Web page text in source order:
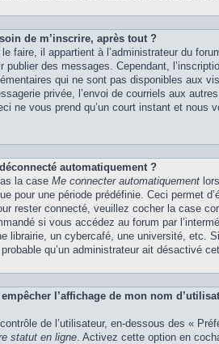
de m’inscrire, après tout ?
faire, il appartient à l’administrateur du
publier des messages. Cependant,
qui ne sont pas disponibles aux
privée, l’envoi de courriels aux
ne vous prend qu’un court instant et nous
automatiquement ?
la case Me connecter automatiquement
pour une période prédéfinie. Ceci permet
rester connecté, veuillez cocher la case
si vous accédez au forum par
librairie, un cybercafé, une université, etc.
qu’un administrateur ait désactivé
l’affichage de mon nom
de l’utilisateur, en-dessous des «
statut en ligne. Activez cette option en